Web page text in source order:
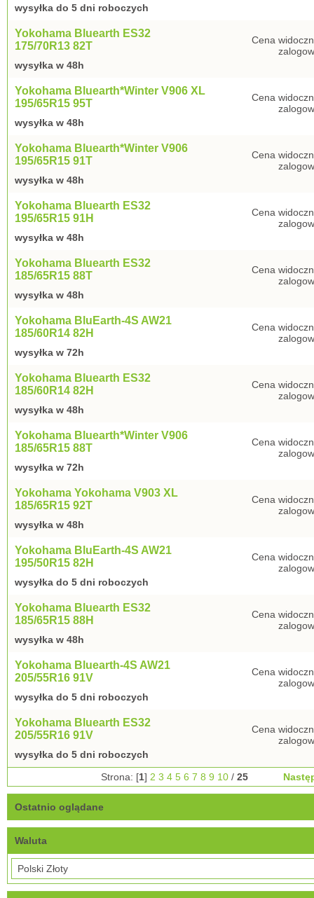
wysyłka do 5 dni roboczych
Yokohama Bluearth ES32
175/70R13 82T
wysyłka w 48h
Cena
Yokohama Bluearth*Winter V906 XL
195/65R15 95T
wysyłka w 48h
Cena
Yokohama Bluearth*Winter V906
195/65R15 91T
wysyłka w 48h
Cena
Yokohama Bluearth ES32
195/65R15 91H
wysyłka w 48h
Cena
Yokohama Bluearth ES32
185/65R15 88T
wysyłka w 48h
Cena
Yokohama BluEarth-4S AW21
185/60R14 82H
wysyłka w 72h
Cena
Yokohama Bluearth ES32
185/60R14 82H
wysyłka w 48h
Cena
Yokohama Bluearth*Winter V906
185/65R15 88T
wysyłka w 72h
Cena
Yokohama Yokohama V903 XL
185/65R15 92T
wysyłka w 48h
Cena
Yokohama BluEarth-4S AW21
195/50R15 82H
wysyłka do 5 dni roboczych
Cena
Yokohama Bluearth ES32
185/65R15 88H
wysyłka w 48h
Cena
Yokohama Bluearth-4S AW21
205/55R16 91V
wysyłka do 5 dni roboczych
Cena
Yokohama Bluearth ES32
205/55R16 91V
wysyłka do 5 dni roboczych
Cena
Strona: [1] 2 3 4 5 6 7 8 9 10/ 25
Ostatnio oglądane
Waluta